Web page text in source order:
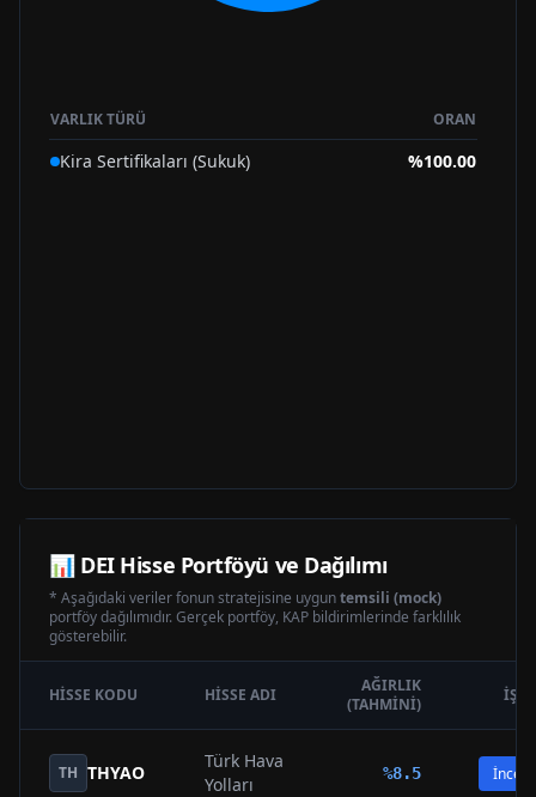
VARLIK TÜRÜ ORAN
Kira Sertifikaları (Sukuk) %100.00
📊 DEIHisse Portföyü ve Dağılımı
* Aşağıdaki veriler fonun stratejisine uyguntemsili (mock)
portföy dağılımıdır. Gerçek portföy, KAP bildirimlerinde farklılık
gösterebilir.
HISSE KODU HISSE ADI
AĞIRLIK
(TAHMINI)
TH THYAO
Türk Hava
Yolları
%8.5 İncele